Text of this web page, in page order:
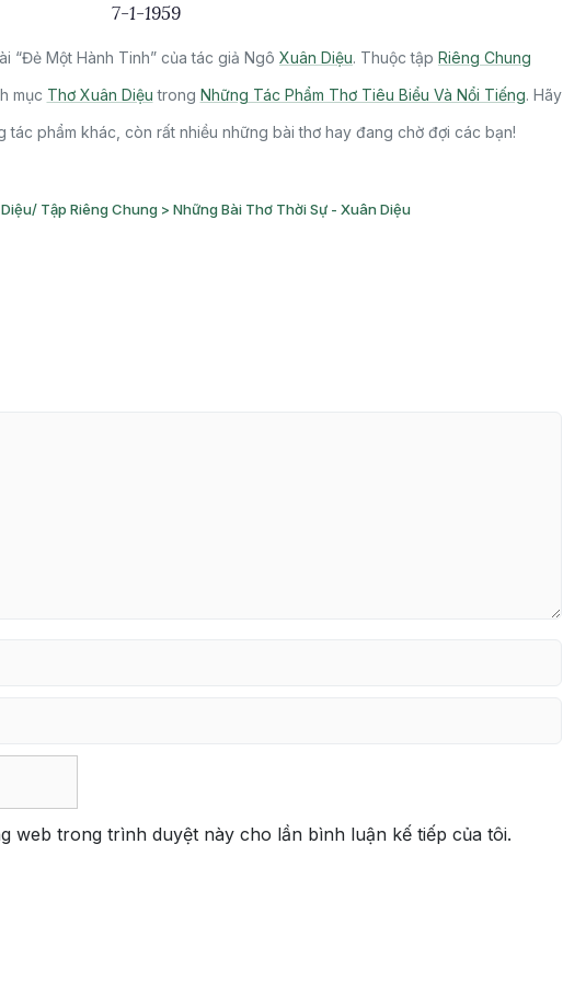
7-1-1959
“Đẻ Một Hành Tinh” của tác giả Ngô Xuân Diệu. Thuộc tập Riêng Chung
mục Thơ Xuân Diệu trong Những Tác Phẩm Thơ Tiêu Biểu Và Nổi Tiếng. Hãy
phẩm khác, còn rất nhiều những bài thơ hay đang chờ đợi các bạn!
Tập Riêng Chung > Những Bài Thơ Thời Sự - Xuân Diệu
web trong trình duyệt này cho lần bình luận kế tiếp của tôi.